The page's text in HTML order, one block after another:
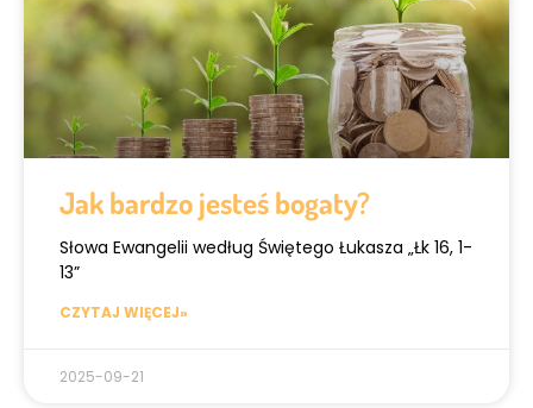
Jak bardzo jesteś bogaty?
Słowa Ewangelii według Świętego Łukasza „Łk 16, 1-
13”
CZYTAJ WIĘCEJ»
2025-09-21